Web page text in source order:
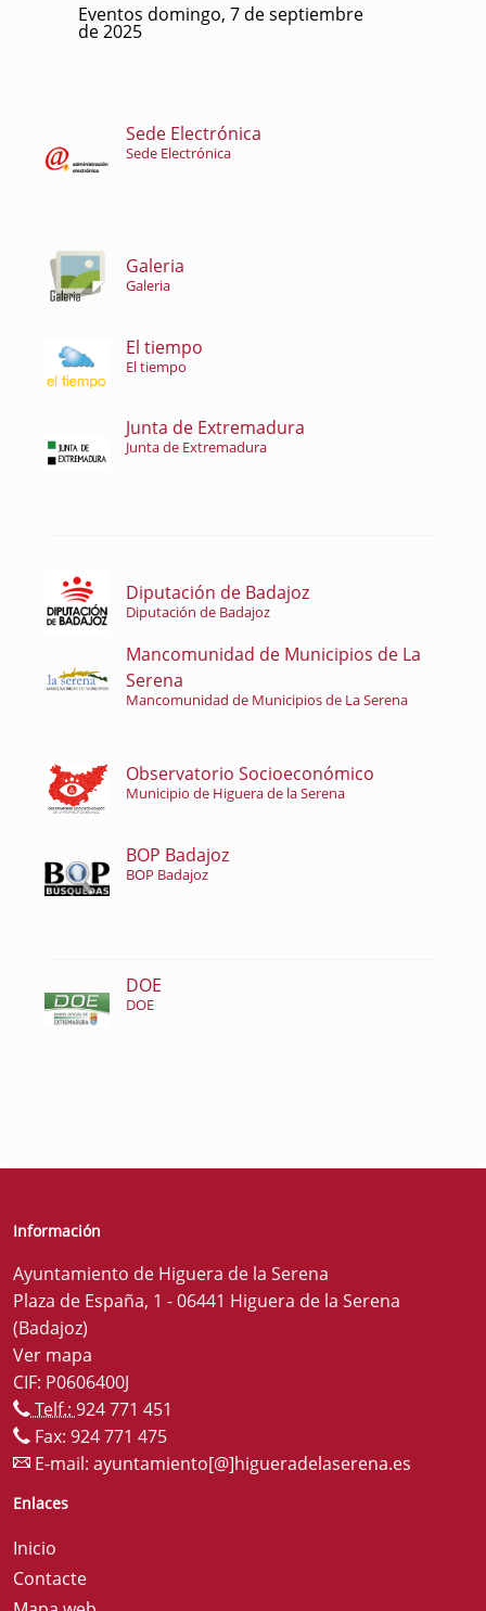
Eventos domingo, 7 de septiembre
de 2025
Sede Electrónica
Sede Electrónica
Galeria
Galeria
El tiempo
El tiempo
Junta de Extremadura
Junta de Extremadura
Diputación de Badajoz
Diputación de Badajoz
Mancomunidad de Municipios de La
Serena
Mancomunidad de Municipios de La Serena
Observatorio Socioeconómico
Municipio de Higuera de la Serena
BOP Badajoz
BOP Badajoz
DOE
DOE
Información
Ayuntamiento de Higuera de la Serena
Plaza de España, 1 - 06441 Higuera de la Serena
(Badajoz)
Ver mapa
CIF: P0606400J
Telf.: 924 771 451
Fax: 924 771 475
E-mail: ayuntamiento[@]higueradelaserena.es
Enlaces
Inicio
Contacte